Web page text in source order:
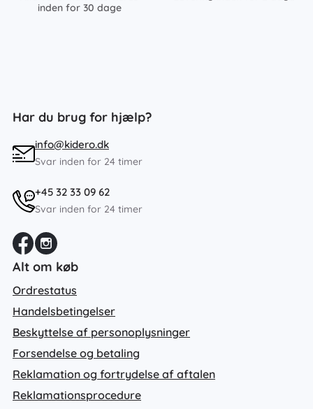
inden for 30 dage
Har du brug for hjælp?
info@kidero.dk
Svar inden for 24 timer
+45 32 33 09 62
Svar inden for 24 timer
Alt om køb
Ordrestatus
Handelsbetingelser
Beskyttelse af personoplysninger
Forsendelse og betaling
Reklamation og fortrydelse af aftalen
Reklamationsprocedure